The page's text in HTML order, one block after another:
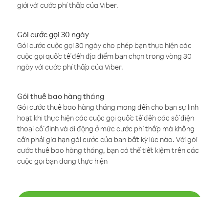
giới với cước phí thấp của Viber.
Gói cước gọi 30 ngày
Gói cước cuộc gọi 30 ngày cho phép bạn thực hiện các
cuộc gọi quốc tế đến địa điểm bạn chọn trong vòng 30
ngày với cước phí thấp của Viber.
Gói thuê bao hàng tháng
Gói cước thuê bao hàng tháng mang đến cho bạn sự linh
hoạt khi thực hiện các cuộc gọi quốc tế đến các số điện
thoại cố định và di động ở mức cước phí thấp mà không
cần phải gia hạn gói cước của bạn bất kỳ lúc nào. Với gói
cước thuê bao hàng tháng, bạn có thể tiết kiệm trên các
cuộc gọi bạn đang thực hiện